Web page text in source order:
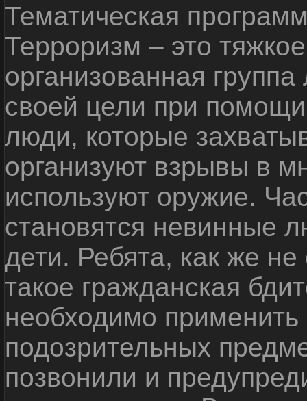
Тематическая
Терроризм – это
организованная
своей цели при
люди, которые
организуют взрывы в
используют оружие.
становятся невинные
дети. Ребята, как же не
такое гражданская
необходимо
подозрительных
позвонили и